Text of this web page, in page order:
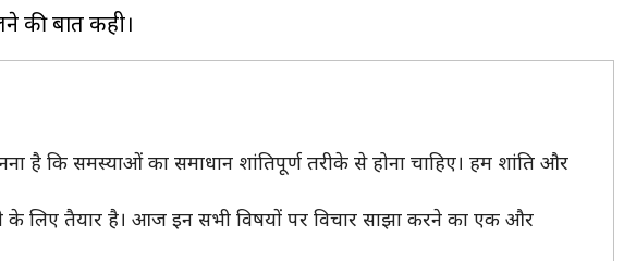
​​है कि समस्याओं का समाधान शांतिपूर्ण तरीके से होना चाहिए। हम शांति और
के लिए तैयार है। आज इन सभी विषयों पर विचार साझा करने का एक और